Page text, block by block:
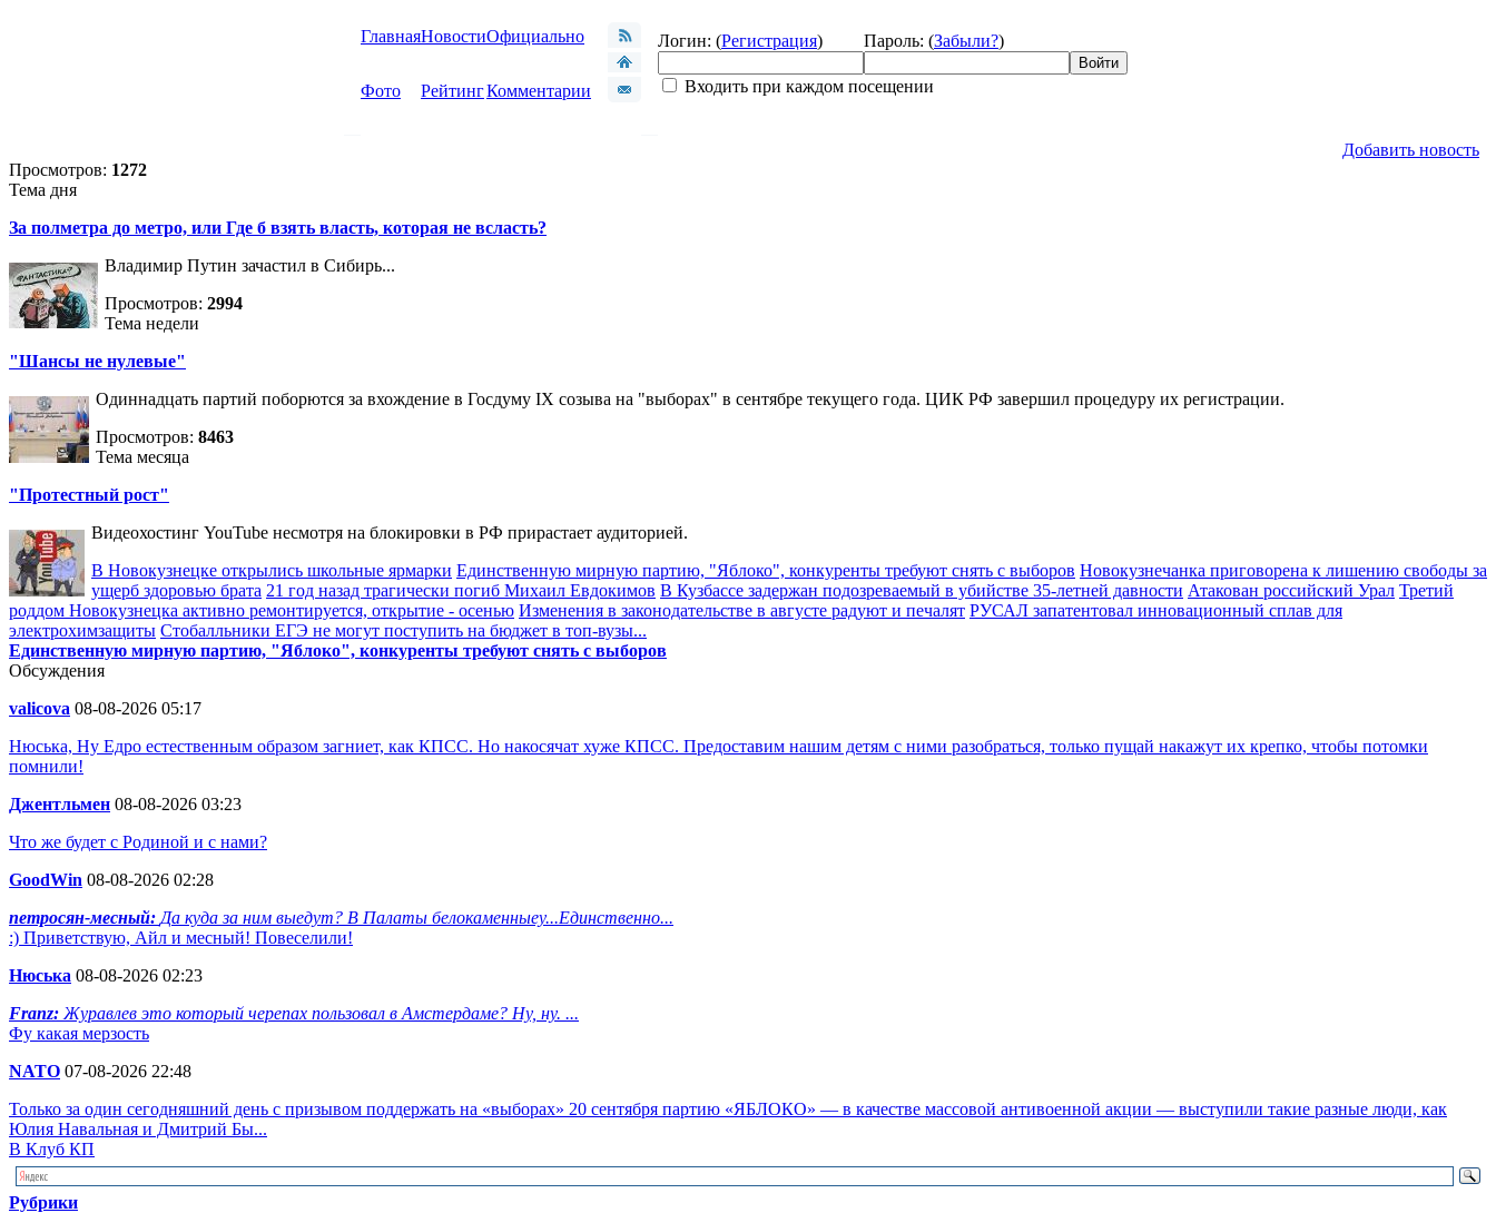
ГлавнаяНовостиОфициально
Фото РейтингКомментарии
Логин: (Регистрация) Пароль: (Забыли?)
Входить при каждом посещении
Добавить новость
Просмотров: 1272
Тема дня
За полметра до метро, или Где б взять власть, которая не всласть?
Владимир Путин зачастил в Сибирь...
Просмотров: 2994
Тема недели
"Шансы не нулевые"
Одиннадцать партий поборются за вхождение в Госдуму IX созыва на "выборах" в сентябре текущего года. ЦИК РФ завершил процедуру их регистрации.
Просмотров: 8463
Тема месяца
"Протестный рост"
Видеохостинг YouTube несмотря на блокировки в РФ прирастает аудиторией.
В Новокузнецке открылись школьные ярмарки Единственную мирную партию, "Яблоко", конкуренты требуют снять с выборов Новокузнечанка приговорена к лишению свободы за
ущерб здоровью брата 21 год назад трагически погиб Михаил Евдокимов В Кузбассе задержан подозреваемый в убийстве 35-летней давности Атакован российский Урал Третий
роддом Новокузнецка активно ремонтируется, открытие - осенью Изменения в законодательстве в августе радуют и печалят РУСАЛ запатентовал инновационный сплав для
электрохимзащиты Стобалльники ЕГЭ не могут поступить на бюджет в топ-вузы...
Единственную мирную партию, "Яблоко", конкуренты требуют снять с выборов
Обсуждения
valicova 08-08-2026 05:17
Нюська, Ну Едро естественным образом загниет, как КПСС. Но накосячат хуже КПСС. Предоставим нашим детям с ними разобраться, только пущай накажут их крепко, чтобы потомки
помнили!
Джентльмен 08-08-2026 03:23
Что же будет с Родиной и с нами?
GoodWin 08-08-2026 02:28
петросян-месный: Да куда за ним выедут? В Палаты белокаменныеу...Единственно...
:) Приветствую, Айл и месный! Повеселили!
Нюська 08-08-2026 02:23
Franz: Журавлев это который черепах пользовал в Амстердаме? Ну, ну. ...
Фу какая мерзость
NATO 07-08-2026 22:48
Только за один сегодняшний день с призывом поддержать на «выборах» 20 сентября партию «ЯБЛОКО» — в качестве массовой антивоенной акции — выступили такие разные люди, как
Юлия Навальная и Дмитрий Бы...
В Клуб КП
Рубрики